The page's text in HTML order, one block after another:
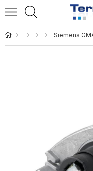
Siemens